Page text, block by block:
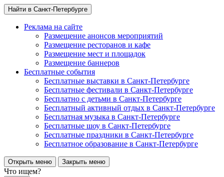
Найти в Санкт-Петербурге
Реклама на сайте
Размещение анонсов мероприятий
Размещение ресторанов и кафе
Размещение мест и площадок
Размещение баннеров
Бесплатные события
Бесплатные выставки в Санкт-Петербурге
Бесплатные фестивали в Санкт-Петербурге
Бесплатно с детьми в Санкт-Петербурге
Бесплатный активный отдых в Санкт-Петербурге
Бесплатная музыка в Санкт-Петербурге
Бесплатные шоу в Санкт-Петербурге
Бесплатные праздники в Санкт-Петербурге
Бесплатное образование в Санкт-Петербурге
Открыть меню Закрыть меню
Что ищем?